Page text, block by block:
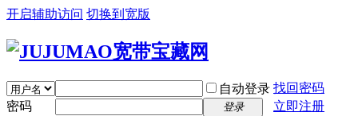
开启辅助访问 切换到宽版
自动登录 找回密码
密码
登录
立即注册